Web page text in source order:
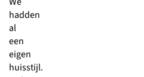
hadden
al
een
eigen
huisstijl.